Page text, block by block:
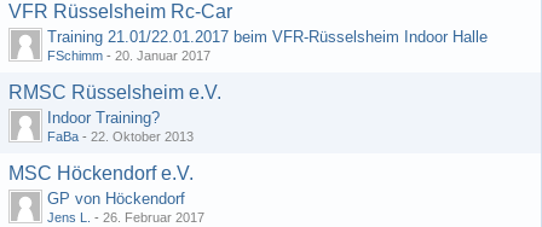
VFR Rüsselsheim Rc-Car
Training 21.01/22.01.2017 beim VFR-Rüsselsheim Indoor Halle
FSchimm - 20. Januar 2017
RMSC Rüsselsheim e.V.
Indoor Training?
FaBa - 22. Oktober 2013
MSC Höckendorf e.V.
GP von Höckendorf
Jens L. - 26. Februar 2017